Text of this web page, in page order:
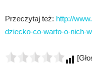
Przeczytaj też: http://
dziecko-co-warto-o-nich-